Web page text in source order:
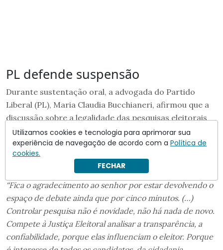
PL defende suspensão
Durante sustentação oral, a advogada do Partido
Liberal (PL), Maria Claudia Bucchianeri, afirmou que a
discussão sobre a legalidade das pesquisas eleitorais
não tem“coloração partidária”.
Segundo a defesa do PL, o TSE falhou ao permitir que o
levantamento circulasse“por vinte dias”.
“Fica o agradecimento ao senhor por estar devolvendo o
espaço de debate ainda que por cinco minutos. (…)
Controlar pesquisa não é novidade, não há nada de novo.
Compete à Justiça Eleitoral analisar a transparência, a
confiabilidade, porque elas influenciam o eleitor. Porque
Utilizamos cookies e tecnologia para aprimorar sua
experiência de navegação de acordo com a Política de
cookies.
FECHAR